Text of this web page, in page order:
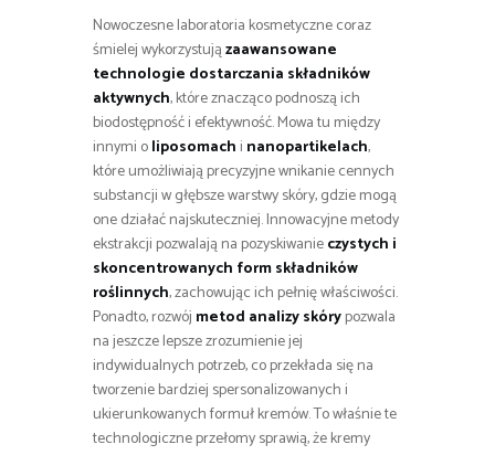
Nowoczesne laboratoria kosmetyczne coraz
śmielej wykorzystujązaawansowane
technologie dostarczania składników
aktywnych, które znacząco podnoszą ich
biodostępność i efektywność. Mowa tu między
innymi oliposomach i nanopartikelach,
które umożliwiają precyzyjne wnikanie cennych
substancji w głębsze warstwy skóry, gdzie mogą
one działać najskuteczniej. Innowacyjne metody
ekstrakcji pozwalają na pozyskiwanieczystych i
skoncentrowanych form składników
roślinnych, zachowując ich pełnię właściwości.
Ponadto, rozwój metod analizy skórypozwala
na jeszcze lepsze zrozumienie jej
indywidualnych potrzeb, co przekłada się na
tworzenie bardziej spersonalizowanych i
ukierunkowanych formuł kremów. To właśnie te
technologiczne przełomy sprawią, że kremy